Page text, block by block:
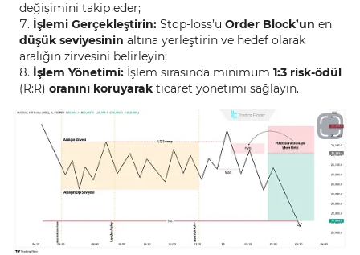
değişimini takip eder;
İşlemi Gerçekleştirin: Stop-loss’u Order Block’un en
düşük seviyesinin altına yerleştirin ve hedef olarak
aralığın zirvesini belirleyin;
İşlem Yönetimi: İşlem sırasında minimum 1:3 risk-ödül
(R:R) oranını koruyarak ticaret yönetimi sağlayın.